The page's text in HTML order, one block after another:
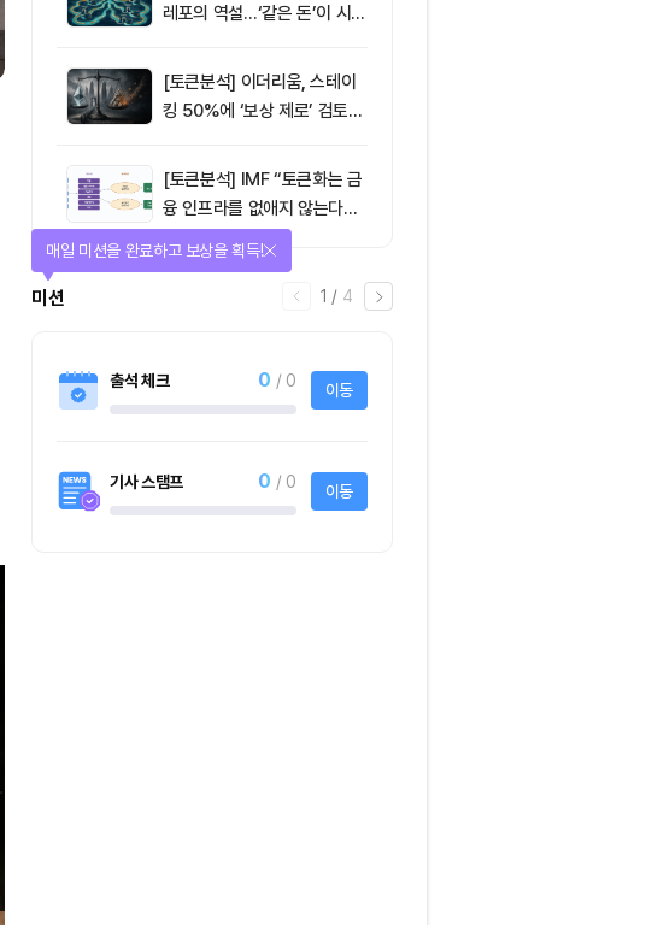
레포의 역설…‘같은 돈’이 시장
[토큰분석] 이더리움, 스테이
킹 50%에 ‘보상 제로’ 검토…
역행인가
[토큰분석] IMF “토큰화는 금
융 인프라를 없애지 않는다…
‘하이브리드 FMI’로 재편할
1 / 4
미션
매일 미션을 완료하고 보상을 획득!
출석 체크 0 / 0 이동
기사 스탬프 0 / 0 이동